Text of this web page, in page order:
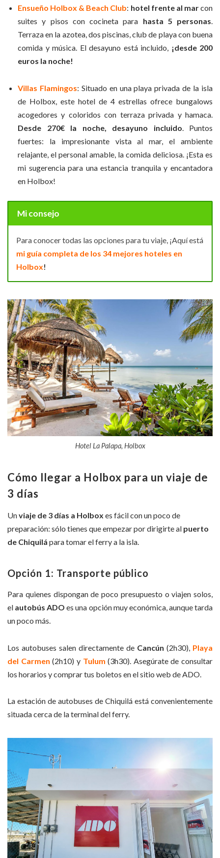
Ensueño Holbox & Beach Club: hotel frente al marcon
suites y pisos con cocineta para hasta 5 personas.
Terraza en la azotea, dos piscinas, club de playa con buena
comida y música. El desayuno está incluido, ¡desde 200
euros la noche!
Villas Flamingos: Situado en una playa privada de la isla
de Holbox, este hotel de 4 estrellas ofrece bungalows
acogedores y coloridos con terraza privada y hamaca.
Desde 270€ la noche, desayuno incluido . Puntos
fuertes: la impresionante vista al mar, el ambiente
relajante, el personal amable, la comida deliciosa. ¡Esta es
mi sugerencia para una estancia tranquila y encantadora
en Holbox!
Mi consejo
Para conocer todas las opciones para tu viaje, ¡Aquí está
mi guía completa de los 34 mejores hoteles en
Holbox!
Hotel La Palapa, Holbox
Cómo llegar a Holbox para un viaje de
3 días
Unviaje de 3 días a Holbox es fácil con un poco de
preparación: sólo tienes que empezar por dirigirte al puerto
de Chiquilá para tomar el ferry a la isla.
Opción 1: Transporte público
Para quienes dispongan de poco presupuesto o viajen solos,
el autobús ADO es una opción muy económica, aunque tarda
un poco más.
Los autobuses salen directamente de Cancún (2h30), Playa
del Carmen (2h10) y Tulum (3h30). Asegúrate de consultar
los horarios y comprar tus boletos en el sitio web de ADO.
La estación de autobuses de Chiquilá está convenientemente
situada cerca de la terminal del ferry.